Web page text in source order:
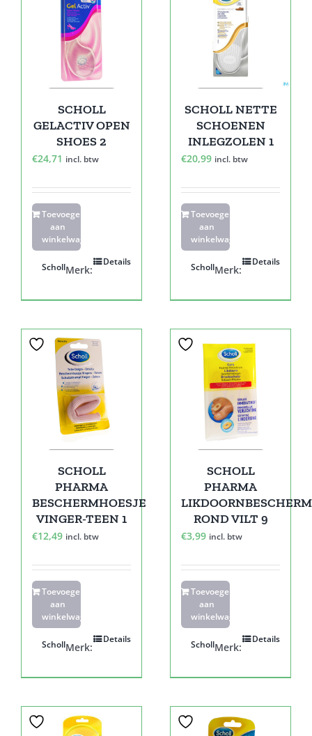
SCHOLL
GELACTIV OPEN
SHOES 2
€24,71 incl. btw
Toevoegen
aan
winkelwagen
Details
Merk:
Scholl
SCHOLL NETTE
SCHOENEN
INLEGZOLEN 1
€20,99 incl. btw
Toevoegen
aan
winkelwagen
Details
Merk:
Scholl
SCHOLL
PHARMA
BESCHERMHOESJE
VINGER-TEEN 1
€12,49 incl. btw
Toevoegen
aan
winkelwagen
Details
Merk:
Scholl
SCHOLL
PHARMA
ROND VILT 9
€3,99 incl. btw
Toevoegen
aan
winkelwagen
Details
Merk:
Scholl